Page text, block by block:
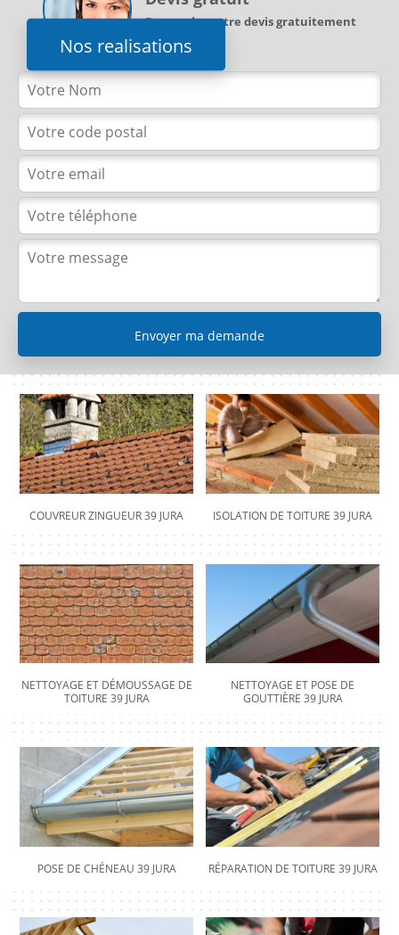
Nos realisations
Demandez votre devis gratuitement
COUVREUR ZINGUEUR 39 JURA ISOLATION DE TOITURE 39 JURA
NETTOYAGE ET DÉMOUSSAGE DE
TOITURE 39 JURA
NETTOYAGE ET POSE DE
GOUTTIÈRE 39 JURA
POSE DE CHÉNEAU 39 JURA RÉPARATION DE TOITURE 39 JURA